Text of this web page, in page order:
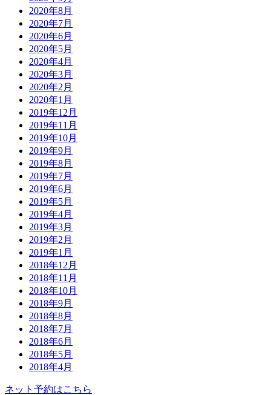
2020年8月
2020年7月
2020年6月
2020年5月
2020年4月
2020年3月
2020年2月
2020年1月
2019年12月
2019年11月
2019年10月
2019年9月
2019年8月
2019年7月
2019年6月
2019年5月
2019年4月
2019年3月
2019年2月
2019年1月
2018年12月
2018年11月
2018年10月
2018年9月
2018年8月
2018年7月
2018年6月
2018年5月
2018年4月
ネット予約はこちら